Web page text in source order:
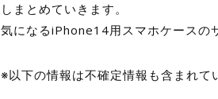
しまとめていきます。
気になるiPhone14用スマホケースの
※以下の情報は不確定情報も含まれて